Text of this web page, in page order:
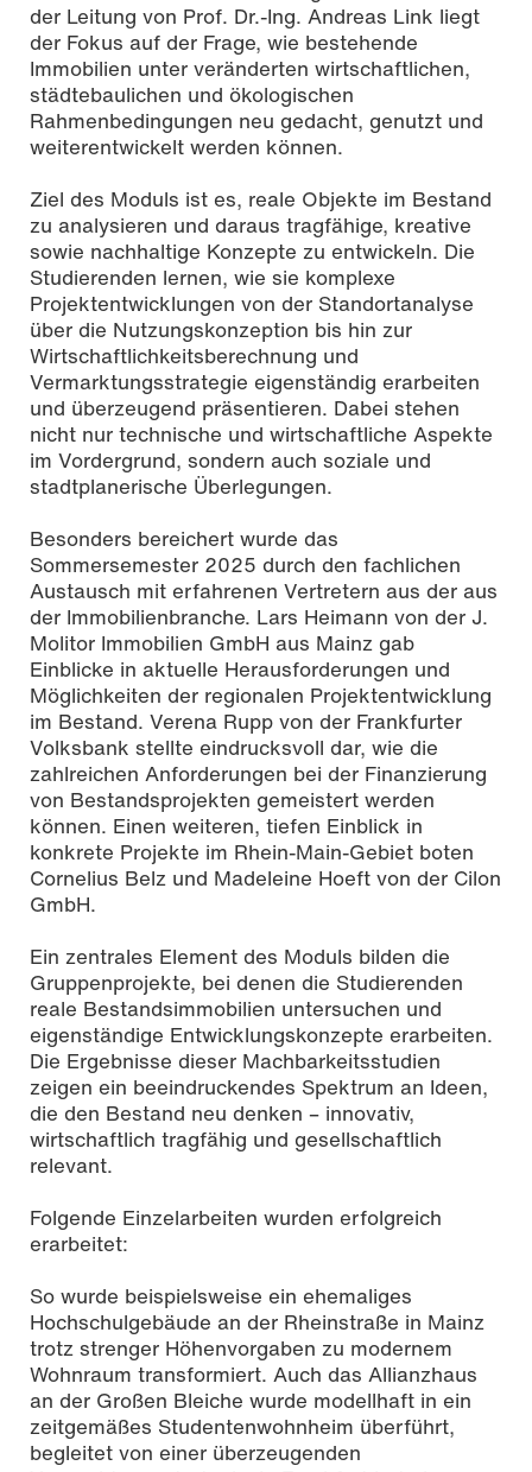
der Leitung von Prof. Dr.-Ing. Andreas Link liegt
der Fokus auf der Frage, wie bestehende
Immobilien unter veränderten wirtschaftlichen,
städtebaulichen und ökologischen
Rahmenbedingungen neu gedacht, genutzt und
weiterentwickelt werden können.
Ziel des Moduls ist es, reale Objekte im Bestand
zu analysieren und daraus tragfähige, kreative
sowie nachhaltige Konzepte zu entwickeln. Die
Studierenden lernen, wie sie komplexe
Projektentwicklungen von der Standortanalyse
über die Nutzungskonzeption bis hin zur
Wirtschaftlichkeitsberechnung und
Vermarktungsstrategie eigenständig erarbeiten
und überzeugend präsentieren. Dabei stehen
nicht nur technische und wirtschaftliche Aspekte
im Vordergrund, sondern auch soziale und
stadtplanerische Überlegungen.
Besonders bereichert wurde das
Sommersemester 2025 durch den fachlichen
Austausch mit erfahrenen Vertretern aus der aus
der Immobilienbranche. Lars Heimann von der J.
Molitor Immobilien GmbH aus Mainz gab
Einblicke in aktuelle Herausforderungen und
Möglichkeiten der regionalen Projektentwicklung
im Bestand. Verena Rupp von der Frankfurter
Volksbank stellte eindrucksvoll dar, wie die
zahlreichen Anforderungen bei der Finanzierung
von Bestandsprojekten gemeistert werden
können. Einen weiteren, tiefen Einblick in
konkrete Projekte im Rhein-Main-Gebiet boten
Cornelius Belz und Madeleine Hoeft von der Cilon
GmbH.
Ein zentrales Element des Moduls bilden die
Gruppenprojekte, bei denen die Studierenden
reale Bestandsimmobilien untersuchen und
eigenständige Entwicklungskonzepte erarbeiten.
Die Ergebnisse dieser Machbarkeitsstudien
zeigen ein beeindruckendes Spektrum an Ideen,
die den Bestand neu denken – innovativ,
wirtschaftlich tragfähig und gesellschaftlich
relevant.
Folgende Einzelarbeiten wurden erfolgreich
erarbeitet:
So wurde beispielsweise ein ehemaliges
Hochschulgebäude an der Rheinstraße in Mainz
trotz strenger Höhenvorgaben zu modernem
Wohnraum transformiert. Auch das Allianzhaus
an der Großen Bleiche wurde modellhaft in ein
zeitgemäßes Studentenwohnheim überführt,
begleitet von einer überzeugenden